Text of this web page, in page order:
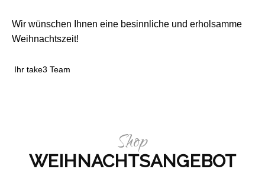
Wir wünschen Ihnen eine besinnliche und erholsamme
Weihnachtszeit!
Ihr take3 Team
Shop
WEIHNACHTSANGEBOT